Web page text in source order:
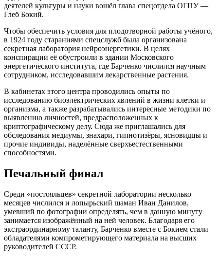
деятелей культуры и науки вошёл глава спецотдела ОГПУ —
Глеб Бокий.
Чтобы обеспечить условия для плодотворной работы учёного,
в 1924 году стараниями спецслужб была организована
секретная лаборатория нейроэнергетики. В целях
конспирации её обустроили в здании Московского
энергетического института, где Барченко числился научным
сотрудником, исследовавшим лекарственные растения.
В кабинетах этого центра проводились опыты по
исследованию биоэлектрических явлений в жизни клетки и
организма, а также разрабатывались интересные методики по
выявлению личностей, предрасположенных к
криптографическому делу. Сюда же приглашались для
обследования медиумы, знахари, гипнотизёры, ясновидцы и
прочие индивиды, наделённые сверхъестественными
способностями.
Печальный финал
Среди «постояльцев» секретной лаборатории несколько
месяцев числился и лопырьский шаман Иван Данилов,
умевший по фотографии определять, чем в данную минуту
занимается изображённый на ней человек. Благодаря его
экстраординарному таланту, Барченко вместе с Бокием стали
обладателями компрометирующего материала на высших
руководителей СССР.